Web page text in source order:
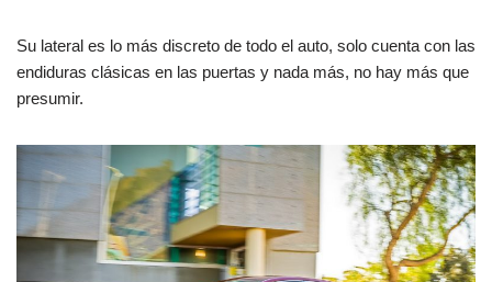
Su lateral es lo más discreto de todo el auto, solo cuenta con las
endiduras clásicas en las puertas y nada más, no hay más que
presumir.